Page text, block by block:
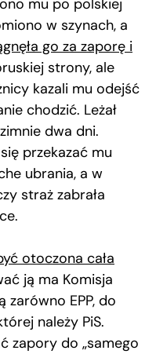
mu po polskiej
w szynach, a
go za zaporę i
strony, ale
kazali mu odejść
chodzić. Leżał
dwa dni.
przekazać mu
ubrania, a w
straż zabrała
otoczona cała
ją ma Komisja
zarówno EPP, do
należy PiS.
zapory do „samego